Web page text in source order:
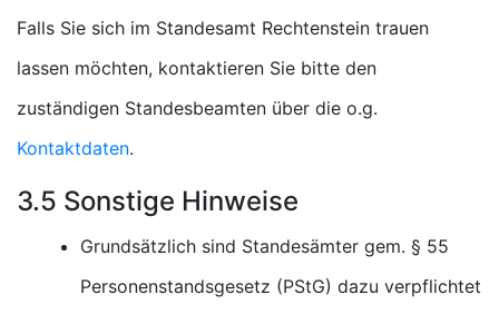
Falls Sie sich im Standesamt Rechtenstein trauen
lassen möchten, kontaktieren Sie bitte den
zuständigen Standesbeamten über die o.g.
Kontaktdaten.
3.5 Sonstige Hinweise
Grundsätzlich sind Standesämter gem. § 55
Personenstandsgesetz (PStG) dazu verpflichtet